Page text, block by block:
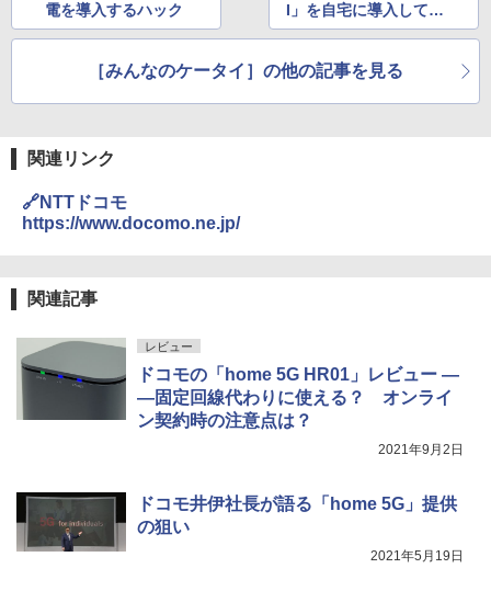
電を導入するハック
I」を自宅に導入してみ
ました
［みんなのケータイ］の他の記事を見る
関連リンク
🔗NTTドコモ
https://www.docomo.ne.jp/
関連記事
レビュー
ドコモの「home 5G HR01」レビュー ―
―固定回線代わりに使える？ オンライ
ン契約時の注意点は？
2021年9月2日
ドコモ井伊社長が語る「home 5G」提供
の狙い
2021年5月19日